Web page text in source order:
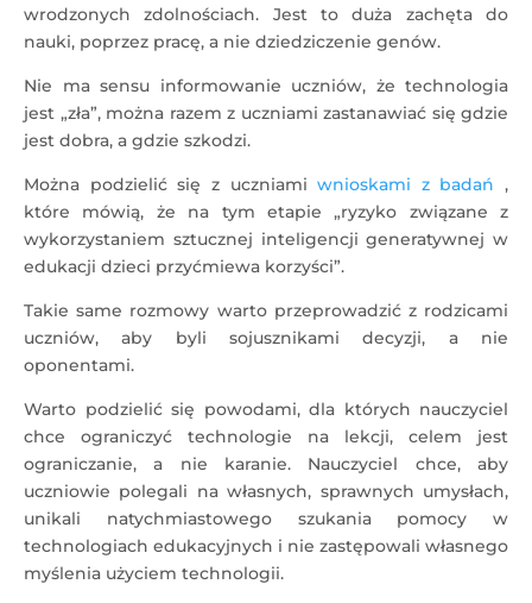
wrodzonych zdolnościach. Jest to duża zachęta do
nauki, poprzez pracę, a nie dziedziczenie genów.
Nie ma sensu informowanie uczniów, że technologia
jest „zła”, można razem z uczniami zastanawiać się gdzie
jest dobra, a gdzie szkodzi.
Można podzielić się z uczniamiwnioskami z badań ,
które mówią, że na tym etapie „ryzyko związane z
wykorzystaniem sztucznej inteligencji generatywnej w
edukacji dzieci przyćmiewa korzyści”.
Takie same rozmowy warto przeprowadzić z rodzicami
uczniów, aby byli sojusznikami decyzji, a nie
oponentami.
Warto podzielić się powodami, dla których nauczyciel
chce ograniczyć technologie na lekcji, celem jest
ograniczanie, a nie karanie. Nauczyciel chce, aby
uczniowie polegali na własnych, sprawnych umysłach,
unikali natychmiastowego szukania pomocy w
technologiach edukacyjnych i nie zastępowali własnego
myślenia użyciem technologii.